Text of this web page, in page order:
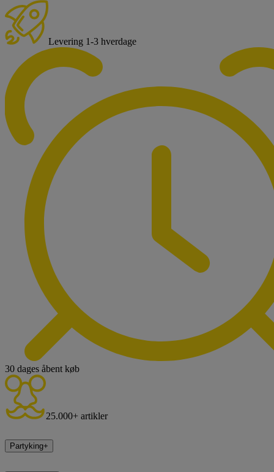
Levering 1-3 hverdage
30 dages åbent køb
25.000+ artikler
Partyking+